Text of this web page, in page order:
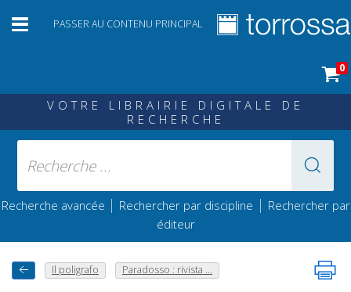
PASSER AU CONTENU PRINCIPAL
0
VOTRE LIBRAIRIE DIGITALE DE
RECHERCHE
Recherche avancée | Rechercher par discipline | Rechercher par
éditeur
Il poligrafo Paradosso : rivista ...